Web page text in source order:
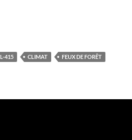
415 CLIMAT
FEUX DE FORÊT